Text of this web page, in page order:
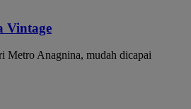
Vintage
Metro Anagnina, mudah dicapai